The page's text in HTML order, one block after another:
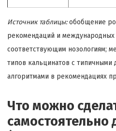
Источник таблицы:обобщение
рекомендаций и международных
соответствующим нозологиям;
типов кальцинатов с типичными
алгоритмами в рекомендациях
Что можно
самостоятельно